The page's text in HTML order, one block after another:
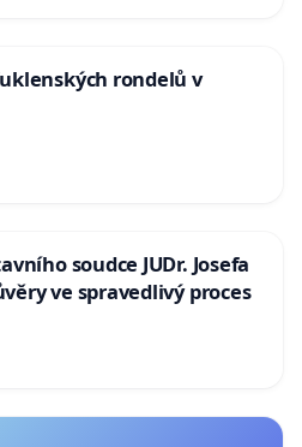
rondelů v
soudce JUDr. Josefa
ve spravedlivý proces